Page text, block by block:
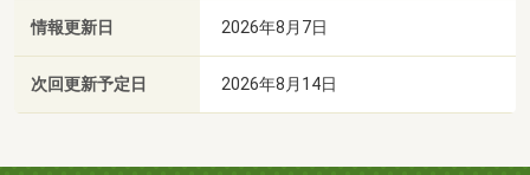
情報更新日 2026年8月7日
次回更新予定日 2026年8月14日